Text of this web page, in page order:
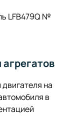
LFB479Q №
агрегатов
на
в